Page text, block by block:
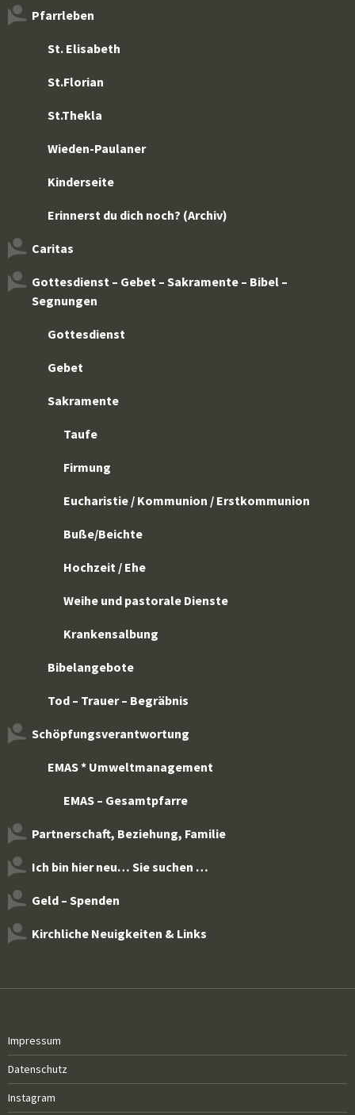
Pfarrleben
St. Elisabeth
St.Florian
St.Thekla
Wieden-Paulaner
Kinderseite
Erinnerst du dich noch? (Archiv)
Caritas
Gottesdienst – Gebet – Sakramente – Bibel –
Segnungen
Gottesdienst
Gebet
Sakramente
Taufe
Firmung
Eucharistie / Kommunion / Erstkommunion
Buße/Beichte
Hochzeit / Ehe
Weihe und pastorale Dienste
Krankensalbung
Bibelangebote
Tod – Trauer – Begräbnis
Schöpfungsverantwortung
EMAS * Umweltmanagement
EMAS – Gesamtpfarre
Partnerschaft, Beziehung, Familie
Ich bin hier neu… Sie suchen …
Geld – Spenden
Kirchliche Neuigkeiten & Links
Impressum
Datenschutz
Instagram